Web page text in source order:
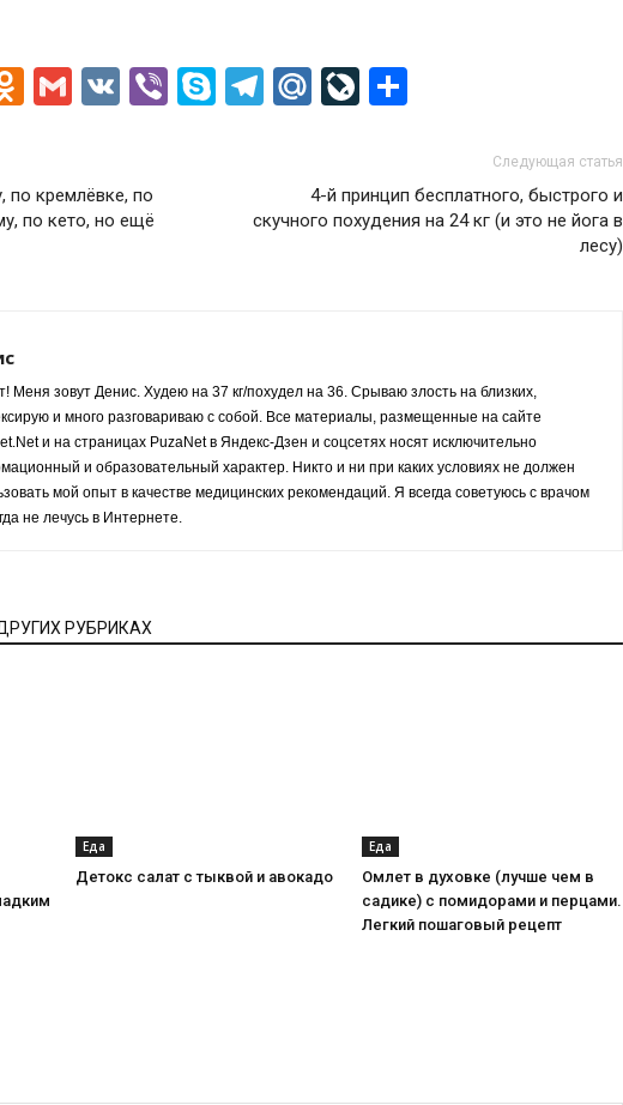
Odnoklassniki
Gmail
VK ViberSkypeTelegram
Mail.RuLiveJournal
по кремлёвке, по
по кето, но ещё
Следующая статья
4-й принцип бесплатного, быстрого и
скучного похудения на 24 кг (и это не йога в
лесу)
Меня зовут Денис. Худею на 37 кг/похудел на 36. Срываю злость на близких,
и много разговариваю с собой. Все материалы, размещенные на сайте
и на страницах PuzaNet в Яндекс-Дзен и соцсетях носят исключительно
и образовательный характер. Никто и ни при каких условиях не должен
мой опыт в качестве медицинских рекомендаций. Я всегда советуюсь с врачом
не лечусь в Интернете.
РУБРИКАХ
Еда
Детокс салат с тыквой и авокадо
Еда
Омлет в духовке (лучше чем в
садике) с помидорами и перцами.
Легкий пошаговый рецепт